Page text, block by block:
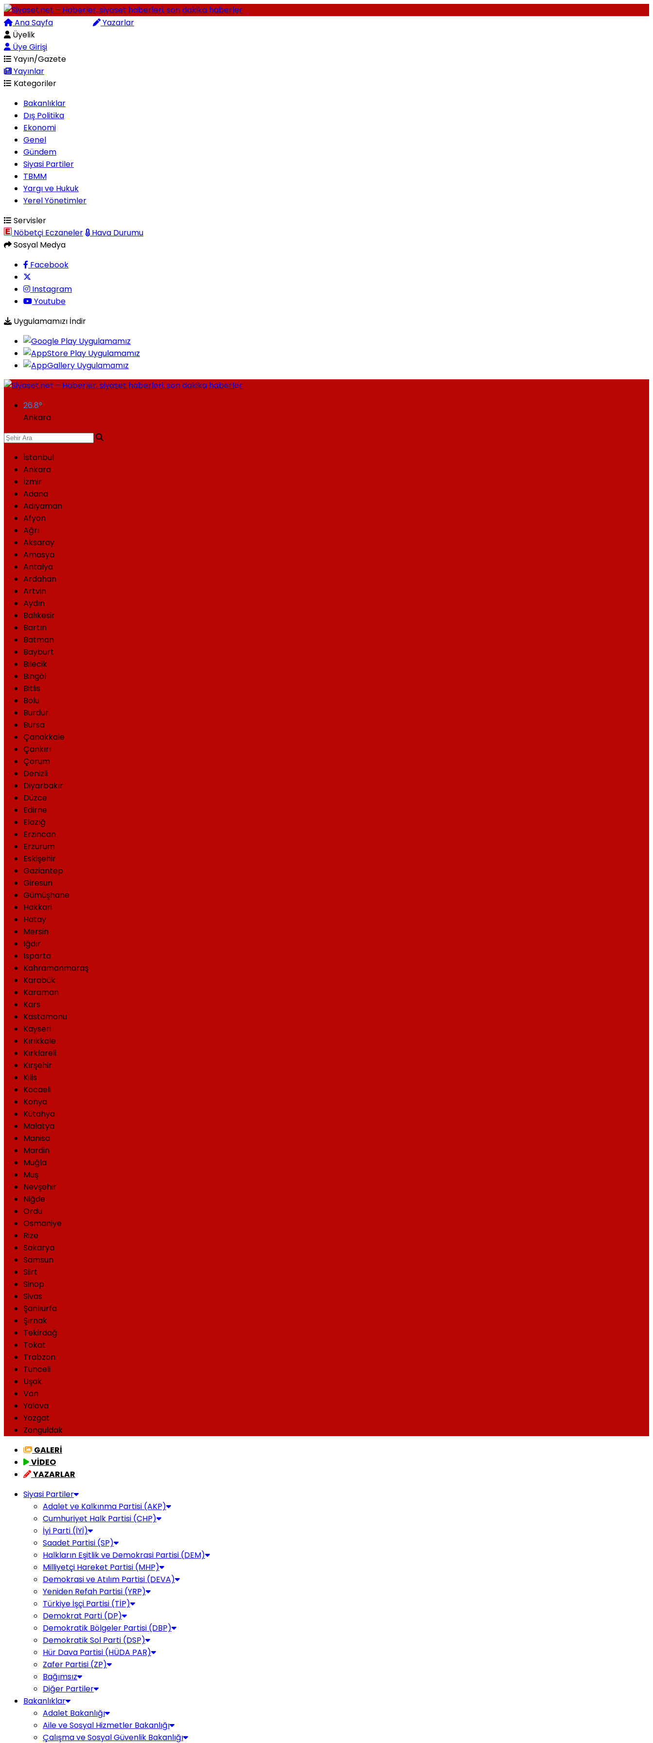
Ana Sayfa
Yazarlar
Üyelik
Üye Girişi
Yayın/Gazete
Yayınlar
Kategoriler
Bakanlıklar
Dış Politika
Ekonomi
Genel
Gündem
Siyasi Partiler
TBMM
Yargı ve Hukuk
Yerel Yönetimler
Servisler
Nöbetçi Eczaneler
Hava Durumu
Sosyal Medya
Facebook
Instagram
Youtube
Uygulamamızı İndir
26.8°
Ankara
İstanbul
Ankara
İzmir
Adana
Adıyaman
Afyon
Ağrı
Aksaray
Amasya
Antalya
Ardahan
Artvin
Aydın
Balıkesir
Bartın
Batman
Bayburt
Bilecik
Bingöl
Bitlis
Bolu
Burdur
Bursa
Çanakkale
Çankırı
Çorum
Denizli
Diyarbakır
Düzce
Edirne
Elazığ
Erzincan
Erzurum
Eskişehir
Gaziantep
Giresun
Gümüşhane
Hakkari
Hatay
Mersin
Iğdır
Isparta
Kahramanmaraş
Karabük
Karaman
Kars
Kastamonu
Kayseri
Kırıkkale
Kırklareli
Kırşehir
Kilis
Kocaeli
Konya
Kütahya
Malatya
Manisa
Mardin
Muğla
Muş
Nevşehir
Niğde
Ordu
Osmaniye
Rize
Sakarya
Samsun
Siirt
Sinop
Sivas
Şanlıurfa
Şırnak
Tekirdağ
Tokat
Trabzon
Tunceli
Uşak
Van
Yalova
Yozgat
Zonguldak
GALERİ
VİDEO
YAZARLAR
Siyasi Partiler
Adalet ve Kalkınma Partisi (AKP)
Cumhuriyet Halk Partisi (CHP)
İyi Parti (İYİ)
Saadet Partisi (SP)
Halkların Eşitlik ve Demokrasi Partisi (DEM)
Milliyetçi Hareket Partisi (MHP)
Demokrasi ve Atılım Partisi (DEVA)
Yeniden Refah Partisi (YRP)
Türkiye İşçi Partisi (TİP)
Demokrat Parti (DP)
Demokratik Bölgeler Partisi (DBP)
Demokratik Sol Parti (DSP)
Hür Dava Partisi (HÜDA PAR)
Zafer Partisi (ZP)
Bağımsız
Diğer Partiler
Bakanlıklar
Adalet Bakanlığı
Aile ve Sosyal Hizmetler Bakanlığı
Çalışma ve Sosyal Güvenlik Bakanlığı